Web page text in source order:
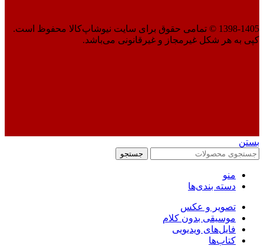
1398-1405 © تمامی حقوق برای سایت نیوشاپ‌کالا محفوظ است.
کپی به هر شکل غیرمجاز و غیرقانونی می‌باشد.
بستن
جستجو
منو
دسته بندی‌ها
تصویر و عکس
موسیقی بدون کلام
فایل‌های ویدیویی
کتاب‌ها